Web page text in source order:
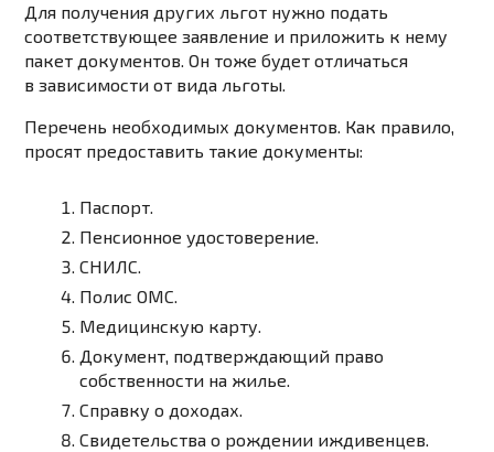
Для получения других льгот нужно подать
соответствующее заявление и приложить к нему
пакет документов. Он тоже будет отличаться
в зависимости от вида льготы.
Перечень необходимых документов. Как правило,
просят предоставить такие документы:
Паспорт.
Пенсионное удостоверение.
СНИЛС.
Полис ОМС.
Медицинскую карту.
Документ, подтверждающий право
собственности на жилье.
Справку о доходах.
Свидетельства о рождении иждивенцев.